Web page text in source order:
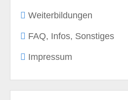
Weiterbildungen
FAQ, Infos, Sonstiges
Impressum